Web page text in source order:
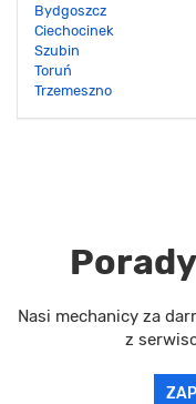
Bydgoszcz
Ciechocinek
Szubin
Toruń
Trzemeszno
Nasi mechanicy za
z